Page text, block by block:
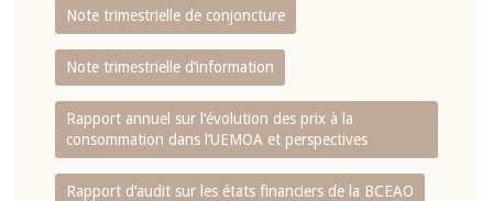
Note trimestrielle de conjoncture
Note trimestrielle d‘information
Rapport annuel sur l‘évolution des prix à la
consommation dans l‘UEMOA et perspectives
Rapport d‘audit sur les états financiers de la BCEAO